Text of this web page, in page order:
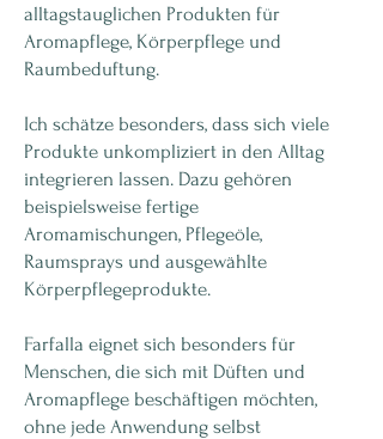
alltagstauglichen Produkten für
Aromapflege, Körperpflege und
Raumbeduftung.
Ich schätze besonders, dass sich viele
Produkte unkompliziert in den Alltag
integrieren lassen. Dazu gehören
beispielsweise fertige
Aromamischungen, Pflegeöle,
Raumsprays und ausgewählte
Körperpflegeprodukte.
Farfalla eignet sich besonders für
Menschen, die sich mit Düften und
Aromapflege beschäftigen möchten,
ohne jede Anwendung selbst